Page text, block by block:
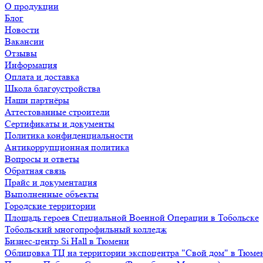
О продукции
Блог
Новости
Вакансии
Отзывы
Информация
Оплата и доставка
Школа благоустройства
Наши партнёры
Аттестованные строители
Сертификаты и документы
Политика конфиденциальности
Антикоррупционная политика
Вопросы и ответы
Обратная связь
Прайс и документация
Выполненные объекты
Городские территории
Площадь героев Специальной Военной Операции в Тобольске
Тобольский многопрофильный колледж
Бизнес-центр Si Hall в Тюмени
Облицовка ТЦ на территории экспоцентра "Свой дом" в